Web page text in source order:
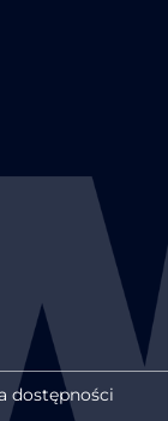
dostępności